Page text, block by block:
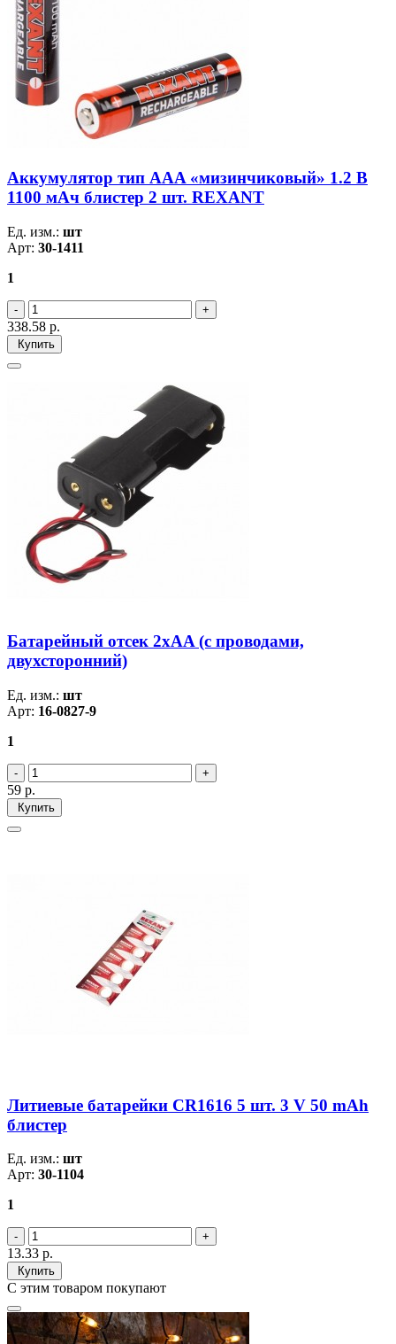
Аккумулятор тип AAA «мизинчиковый» 1.2 В
1100 мАч блистер 2 шт. REXANT
Ед. изм.: шт
Арт: 30-1411
1
338.58 р.
Купить
Батарейный отсек 2xAA (с проводами,
двухсторонний)
Ед. изм.: шт
Арт: 16-0827-9
1
59 р.
Купить
Литиевые батарейки CR1616 5 шт. 3 V 50 mAh
блистер
Ед. изм.: шт
Арт: 30-1104
1
13.33 р.
Купить
С этим товаром покупают